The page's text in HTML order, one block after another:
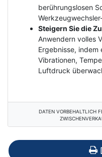
berührungslosen
Steigern Sie die
Anwendern volles
Ergebnisse,
Vibrationen,
Luftdruck
DATEN VORBEHALTLICH